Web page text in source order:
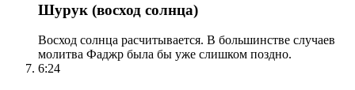
Шурук (восход солнца)
Восход солнца расчитывается. В большинстве случаев
молитва Фаджр была бы уже слишком поздно.
6:24